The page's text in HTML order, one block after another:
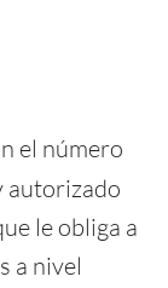
el número
autorizado
le obliga a
a nivel